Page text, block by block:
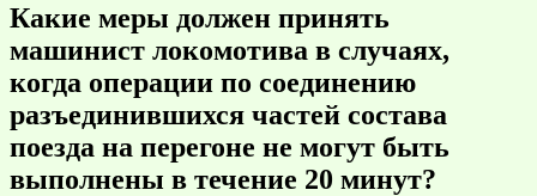
Какие меры должен принять
машинист локомотива в случаях,
когда операции по соединению
разъединившихся частей состава
поезда на перегоне не могут быть
выполнены в течение 20 минут?